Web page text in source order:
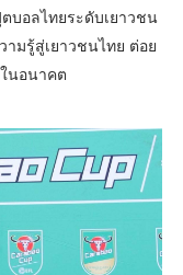
บอลไทยระดับเยาวชน
ามรู้สู่เยาวชนไทย ต่อย
นอนาคต